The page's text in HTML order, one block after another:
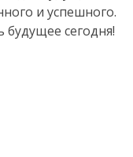
и успешного.
сегодня!